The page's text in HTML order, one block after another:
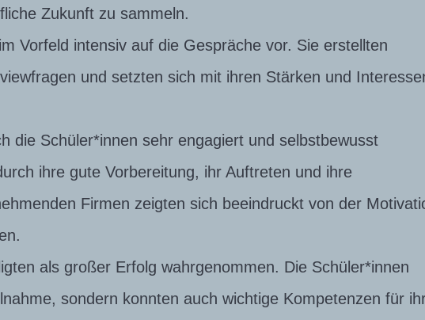
Zukunft zu sammeln.
Vorfeld intensiv auf die Gespräche vor. Sie erstellten
und setzten sich mit ihren Stärken und
die Schüler*innen sehr engagiert und selbstbewusst
ihre gute Vorbereitung, ihr Auftreten und ihre
Firmen zeigten sich beeindruckt von der
als großer Erfolg wahrgenommen. Die Schüler*innen
sondern konnten auch wichtige Kompetenzen für